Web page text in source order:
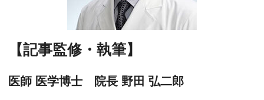
【記事監修・執筆】
医師 医学博士 院長 野田 弘二郎